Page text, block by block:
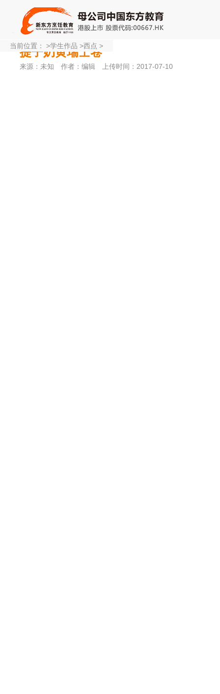
提子奶黄瑞士卷
来源：未知 作者：编辑 上传时间：2017-07-10
当前位置： >学生作品 >西点 >